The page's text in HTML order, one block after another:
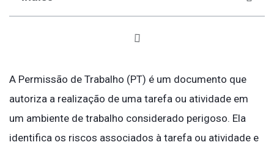
A Permissão de Trabalho (PT) é um documento que
autoriza a realização de uma tarefa ou atividade em
um ambiente de trabalho considerado perigoso. Ela
identifica os riscos associados à tarefa ou atividade e